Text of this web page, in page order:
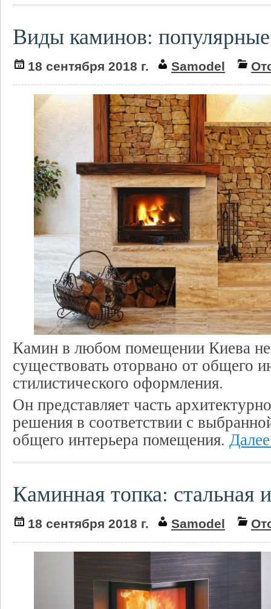
Виды каминов:
18 сентября 2018 г. Samodel
Камин в любом помещении Киева
существовать оторвано от общего
стилистического оформления.
Он представляет часть
решения в соответствии с
общего интерьера помещения.
Каминная топка: стальная
18 сентября 2018 г. Samodel